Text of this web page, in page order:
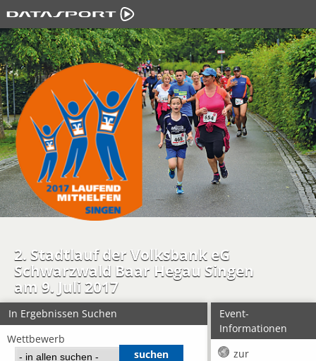
2. Stadtlauf der Volksbank eG
Schwarzwald Baar Hegau Singen
am 9. Juli 2017
In Ergebnissen Suchen
Wettbewerb
Event-
Informationen
zur